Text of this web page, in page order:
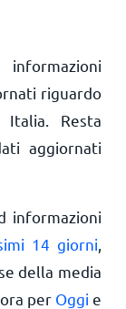
riguardo
Resta
aggiornati
informazioni
14 giorni
della media
per Oggi e